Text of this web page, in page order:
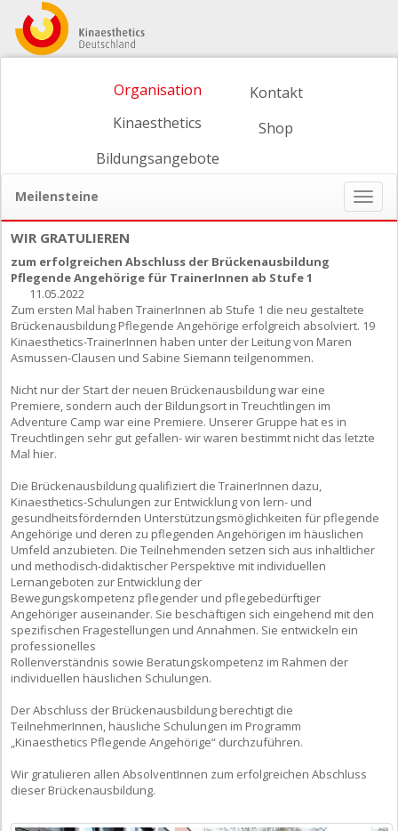
Organisation
Kinaesthetics
Bildungsangebote
Kontakt
Shop
Meilensteine
ein-/
WIR GRATULIEREN
zum erfolgreichen Abschluss der Brückenausbildung
Pflegende Angehörige für TrainerInnen ab Stufe 1
11.05.2022
Zum ersten Mal haben TrainerInnen ab Stufe 1 die neu gestaltete
Brückenausbildung Pflegende Angehörige erfolgreich absolviert. 19
Kinaesthetics-TrainerInnen haben unter der Leitung von Maren
Asmussen-Clausen und Sabine Siemann teilgenommen.
Nicht nur der Start der neuen Brückenausbildung war eine
Premiere, sondern auch der Bildungsort in Treuchtlingen im
Adventure Camp war eine Premiere. Unserer Gruppe hat es in
Treuchtlingen sehr gut gefallen- wir waren bestimmt nicht das letzte
Mal hier.
Die Brückenausbildung qualifiziert die TrainerInnen dazu,
Kinaesthetics-Schulungen zur Entwicklung von lern- und
gesundheitsfördernden Unterstützungsmöglichkeiten für pflegende
Angehörige und deren zu pflegenden Angehörigen im häuslichen
Umfeld anzubieten. Die Teilnehmenden setzen sich aus inhaltlicher
und methodisch-didaktischer Perspektive mit individuellen
Lernangeboten zur Entwicklung der
Bewegungskompetenz pflegender und pflegebedürftiger
Angehöriger auseinander. Sie beschäftigen sich eingehend mit den
spezifischen Fragestellungen und Annahmen. Sie entwickeln ein
professionelles
Rollenverständnis sowie Beratungskompetenz im Rahmen der
individuellen häuslichen Schulungen.
Der Abschluss der Brückenausbildung berechtigt die
TeilnehmerInnen, häusliche Schulungen im Programm
„Kinaesthetics Pflegende Angehörige“ durchzuführen.
Wir gratulieren allen AbsolventInnen zum erfolgreichen Abschluss
dieser Brückenausbildung.